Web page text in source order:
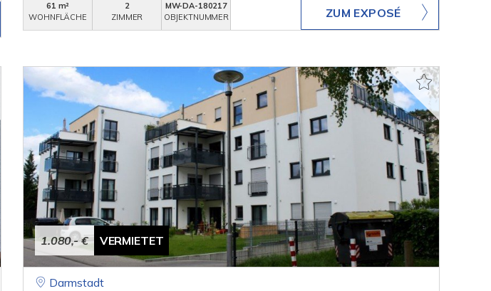
61 m²
WOHNFLÄCHE
2
ZIMMER
MW-DA-180217
OBJEKTNUMMER
ZUM EXPOSÉ
1.080,- € VERMIETET
Darmstadt